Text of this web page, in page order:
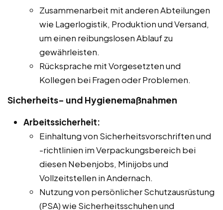
Zusammenarbeit mit anderen Abteilungen
wie Lagerlogistik, Produktion und Versand,
um einen reibungslosen Ablauf zu
gewährleisten.
Rücksprache mit Vorgesetzten und
Kollegen bei Fragen oder Problemen.
Sicherheits- und Hygienemaßnahmen
Arbeitssicherheit:
Einhaltung von Sicherheitsvorschriften und
-richtlinien im Verpackungsbereich bei
diesen Nebenjobs, Minijobs und
Vollzeitstellen in Andernach.
Nutzung von persönlicher Schutzausrüstung
(PSA) wie Sicherheitsschuhen und